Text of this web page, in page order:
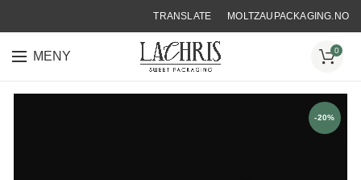
TRANSLATE MOLTZAUPACKAGING.NO
MENY 0
-20%